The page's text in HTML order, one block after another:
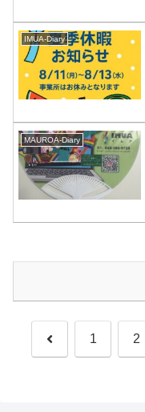
IMUA-Diary
MAUROA-Diary
前 1 2